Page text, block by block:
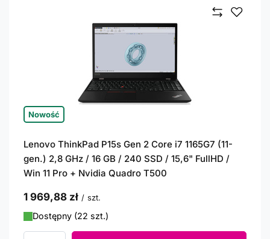
Nowość
Lenovo ThinkPad P15s Gen 2 Core i7 1165G7 (11-
gen.) 2,8 GHz / 16 GB / 240 SSD / 15,6" FullHD /
Win 11 Pro + Nvidia Quadro T500
1 969,88 zł / szt.
Dostępny (22 szt.)